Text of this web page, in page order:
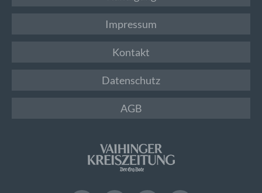
Impressum
Kontakt
Datenschutz
AGB